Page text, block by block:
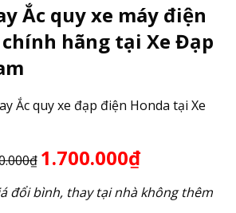
Ắc quy xe máy điện
hãng tại Xe Đạp
Ắc quy xe đạp điện Honda tại Xe
1.700.000₫
đổi bình, thay tại nhà không thêm